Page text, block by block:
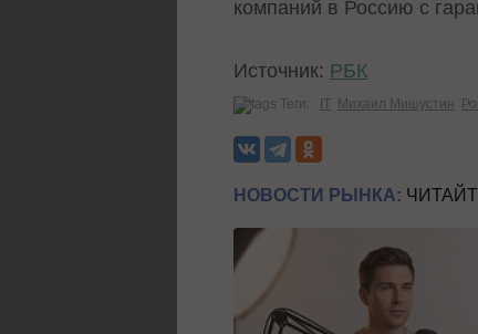
компаний в Россию с
Источник: РБК
Теги: IT Михаил Мишустин
НОВОСТИ РЫНКА: